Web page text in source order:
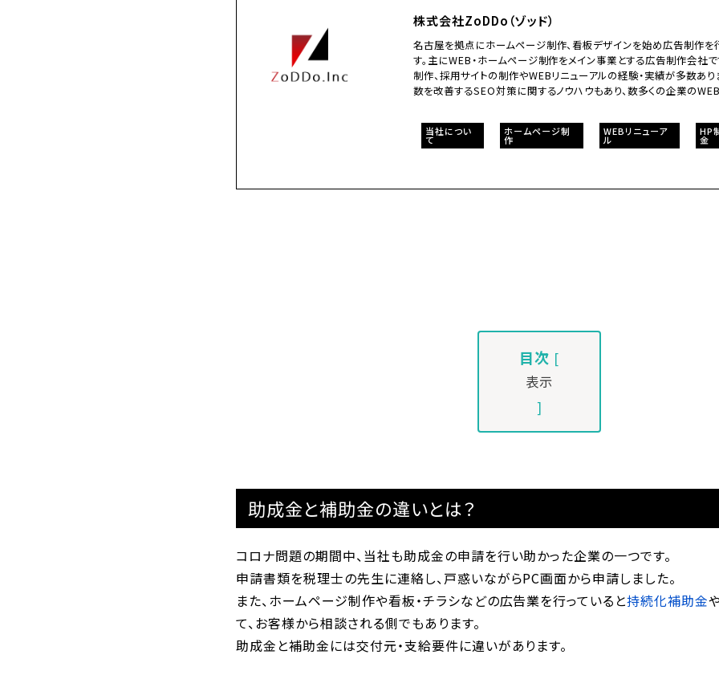
株式会社ZoDDo（ゾッド）
名古屋を拠点にホームページ制作、看板デザインを始め広告制作
す。主にWEB・ホームページ制作をメイン事業とする広告制作会社で
制作、採用サイトの制作やWEBリニューアルの経験・実績が多数あり
数を改善するSEO対策に関するノウハウもあり、数多くの企業の
当社につい
て
ホームページ制
作
WEBリニューア
ル
HP
金
目次 [
表示
]
助成金と補助金の違いとは？
コロナ問題の期間中、当社も助成金の申請を行い助かった企業の一つです。
申請書類を税理士の先生に連絡し、戸惑いながらPC画面から申請しました。
また、ホームページ制作や看板・チラシなどの広告業を行っていると持続化補助金
て、お客様から相談される側でもあります。
助成金と補助金には交付元・支給要件に違いがあります。